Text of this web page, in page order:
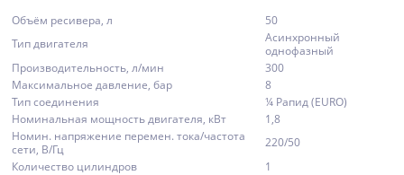
Объём ресивера, л
50
Тип двигателя
Асинхронный
однофазный
Производительность, л/мин
300
Максимальное давление, бар
8
Тип соединения
¼ Рапид (EURO)
Номинальная мощность двигателя, кВт
1,8
Номин. напряжение перемен. тока/частота
сети, В/Гц
220/50
Количество цилиндров
1